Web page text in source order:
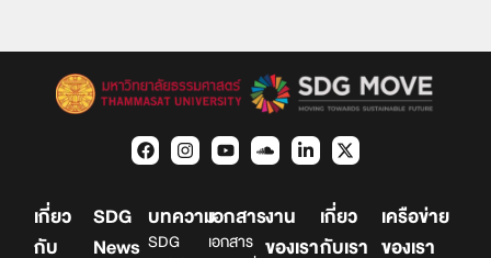
เกี่ยว
กับ
SDG
News
บทความ
SDG
เอกสาร
เอกสาร
งาน
ของเรา
เกี่ยว
กับเรา
เครือข่าย
ของเรา